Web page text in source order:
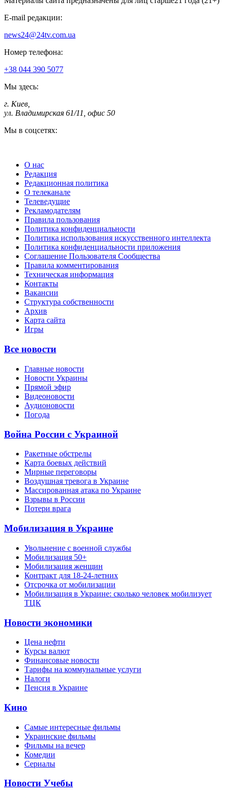
E-mail редакции:
news24@24tv.com.ua
Номер телефона:
+38 044 390 5077
Мы здесь:
г. Киев,
ул. Владимирская 61/11, офис 50
Мы в соцсетях:
О нас
Редакция
Редакционная политика
О телеканале
Телеведущие
Рекламодателям
Правила пользования
Политика конфиденциальности
Политика использования искусственного интеллекта
Политика конфиденциальности приложения
Соглашение Пользователя Сообщества
Правила комментирования
Техническая информация
Контакты
Вакансии
Структура собственности
Архив
Карта сайта
Игры
Все новости
Главные новости
Новости Украины
Прямой эфир
Видеоновости
Аудионовости
Погода
Война России с Украиной
Ракетные обстрелы
Карта боевых действий
Мирные переговоры
Воздушная тревога в Украине
Массированная атака по Украине
Взрывы в России
Потери врага
Мобилизация в Украине
Увольнение с военной службы
Мобилизация 50+
Мобилизация женщин
Контракт для 18-24-летних
Отсрочка от мобилизации
Мобилизация в Украине: сколько человек мобилизует
ТЦК
Новости экономики
Цена нефти
Курсы валют
Финансовые новости
Тарифы на коммунальные услуги
Налоги
Пенсия в Украине
Кино
Самые интересные фильмы
Украинские фильмы
Фильмы на вечер
Комедии
Сериалы
Новости Учебы